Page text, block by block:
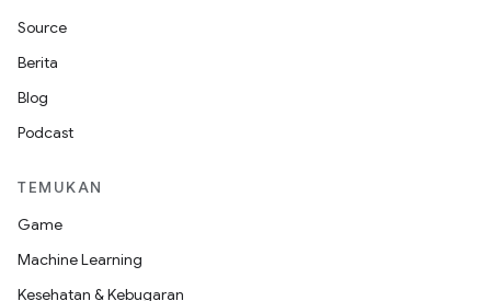
Source
Berita
Blog
Podcast
TEMUKAN
Game
Machine Learning
Kesehatan & Kebugaran